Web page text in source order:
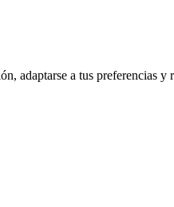
adaptarse a tus preferencias